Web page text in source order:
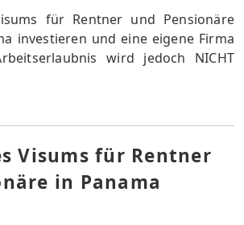
für Rentner und Pensionäre
investieren und eine eigene Firma
wird jedoch NICHT
Visums für Rentner
in Panama